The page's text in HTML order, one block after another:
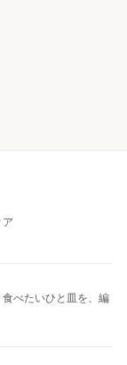
ア
べたいひと皿を、編